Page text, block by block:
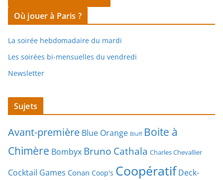
Où jouer à Paris ?
La soirée hebdomadaire du mardi
Les soirées bi-mensuelles du vendredi
Newsletter
Sujets
Avant-première Blue Orange Bluff Boite à
Chimère Bombyx Bruno Cathala Charles Chevallier
Cocktail Games Conan Coop's Coopératif Deck-